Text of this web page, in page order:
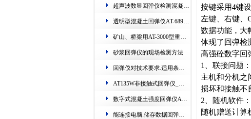
超声波数显回弹仪​​检测混凝土​技术规程​
透明型混凝土回弹仪AT-689.测强范围:10-60Mpa
矿山、桥梁用​AT-3000型重型回弹仪.精度高、耐磨损​
砂浆回弹仪的现场检测方法
回弹仪对技术要求.适用条件​​.保养方法​
AT135W非接触式回弹仪​_红外无线连接.支持货场打印
数字式混凝土强度回弹仪AT135E​_可自动采集、数据存储​
能连接电脑.储存数据回弹仪HT225-W.超上下限语音提示​
按键采用4键
左键、右键、
数据功能，大
体现了回弹检
高强砼数字回
1
、联接问题：
主机和分机之
损坏和接触不
2 、随机软件：
随机赠送计算